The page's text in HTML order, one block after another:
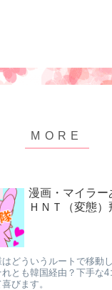
漫画・マイラー
ＨＮＴ（変態）
どういうルートで移動
とも韓国経由？下手な
びます。